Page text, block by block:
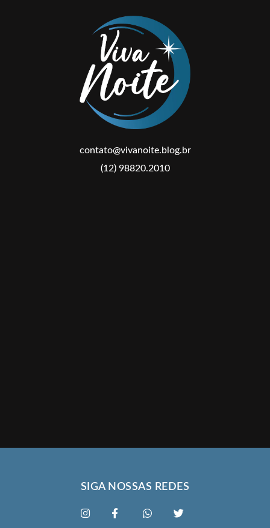
contato@vivanoite.blog.br
(12) 98820.2010
SIGA NOSSAS REDES